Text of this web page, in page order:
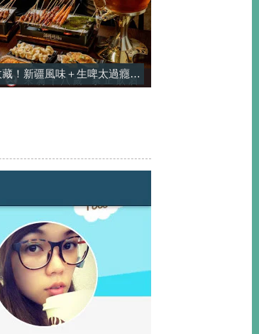
串燒控先收藏！新疆風味＋生啤太過癮，一串平均只要$25-酒精烤場